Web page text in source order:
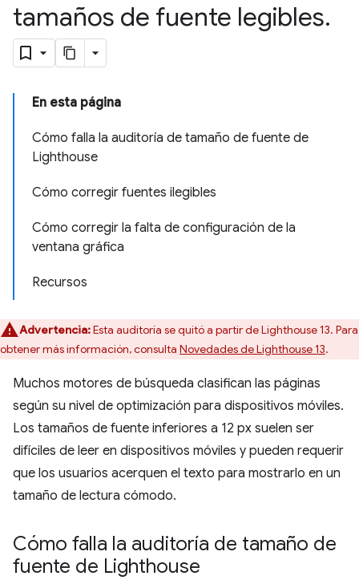
tamaños de fuente legibles.
En esta página
Cómo falla la auditoría de tamaño de fuente de
Lighthouse
Cómo corregir fuentes ilegibles
Cómo corregir la falta de configuración de la
ventana gráfica
Recursos
Advertencia:Esta auditoría se quitó a partir de Lighthouse 13. Para
obtener más información, consulta Novedades de Lighthouse 13.
Muchos motores de búsqueda clasifican las páginas
según su nivel de optimización para dispositivos móviles.
Los tamaños de fuente inferiores a 12 px suelen ser
difíciles de leer en dispositivos móviles y pueden requerir
que los usuarios acerquen el texto para mostrarlo en un
tamaño de lectura cómodo.
Cómo falla la auditoría de tamaño de
fuente de Lighthouse